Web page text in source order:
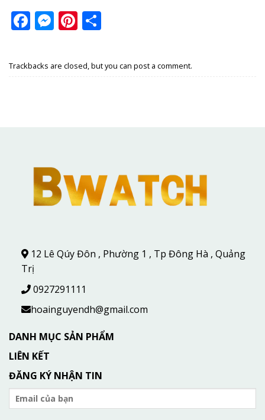
Facebook
Messenger
Pinterest
Trackbacks are closed, but you can post a comment.
12 Lê Qúy Đôn , Phường 1 , Tp Đông Hà , Quảng
Trị
0927291111
hoainguyendh@gmail.com
DANH MỤC SẢN PHẨM
LIÊN KẾT
ĐĂNG KÝ NHẬN TIN